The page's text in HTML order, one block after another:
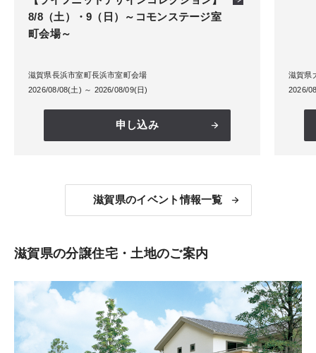
8/8（土）・9（日）～コモンステージ室
町会場～
滋賀県長浜市室町長浜市室町会場
2026/08/08(土) ～ 2026/08/09(日)
申し込み
滋賀県
2026/
滋賀県のイベント情報一覧
滋賀県の分譲住宅・土地のご案内